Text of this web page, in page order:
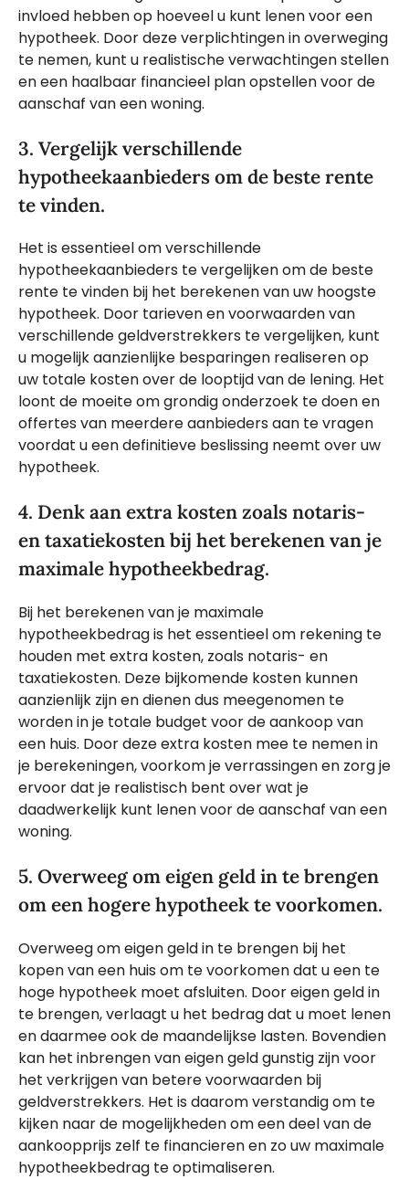
invloed hebben op hoeveel u kunt lenen voor een
hypotheek. Door deze verplichtingen in overweging
te nemen, kunt u realistische verwachtingen stellen
en een haalbaar financieel plan opstellen voor de
aanschaf van een woning.
3. Vergelijk verschillende
hypotheekaanbieders om de beste rente
te vinden.
Het is essentieel om verschillende
hypotheekaanbieders te vergelijken om de beste
rente te vinden bij het berekenen van uw hoogste
hypotheek. Door tarieven en voorwaarden van
verschillende geldverstrekkers te vergelijken, kunt
u mogelijk aanzienlijke besparingen realiseren op
uw totale kosten over de looptijd van de lening. Het
loont de moeite om grondig onderzoek te doen en
offertes van meerdere aanbieders aan te vragen
voordat u een definitieve beslissing neemt over uw
hypotheek.
4. Denk aan extra kosten zoals notaris-
en taxatiekosten bij het berekenen van je
maximale hypotheekbedrag.
Bij het berekenen van je maximale
hypotheekbedrag is het essentieel om rekening te
houden met extra kosten, zoals notaris- en
taxatiekosten. Deze bijkomende kosten kunnen
aanzienlijk zijn en dienen dus meegenomen te
worden in je totale budget voor de aankoop van
een huis. Door deze extra kosten mee te nemen in
je berekeningen, voorkom je verrassingen en zorg je
ervoor dat je realistisch bent over wat je
daadwerkelijk kunt lenen voor de aanschaf van een
woning.
5. Overweeg om eigen geld in te brengen
om een hogere hypotheek te voorkomen.
Overweeg om eigen geld in te brengen bij het
kopen van een huis om te voorkomen dat u een te
hoge hypotheek moet afsluiten. Door eigen geld in
te brengen, verlaagt u het bedrag dat u moet lenen
en daarmee ook de maandelijkse lasten. Bovendien
kan het inbrengen van eigen geld gunstig zijn voor
het verkrijgen van betere voorwaarden bij
geldverstrekkers. Het is daarom verstandig om te
kijken naar de mogelijkheden om een deel van de
aankoopprijs zelf te financieren en zo uw maximale
hypotheekbedrag te optimaliseren.